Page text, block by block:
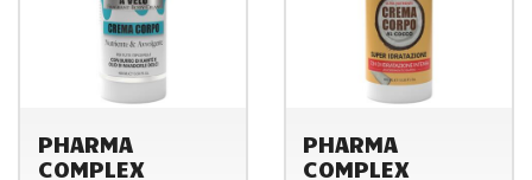
PHARMA
COMPLEX
PHARMA
COMPLEX